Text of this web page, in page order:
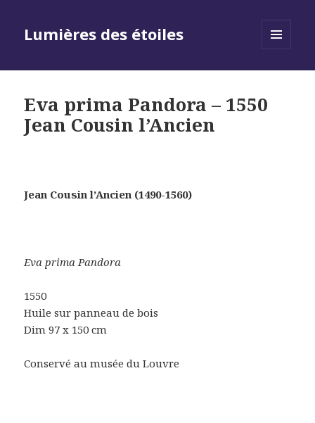
Lumières des étoiles
Eva prima Pandora – 1550
Jean Cousin l’Ancien
Jean Cousin l’Ancien (1490-1560)
Eva prima Pandora
1550
Huile sur panneau de bois
Dim 97 x 150 cm
Conservé au musée du Louvre